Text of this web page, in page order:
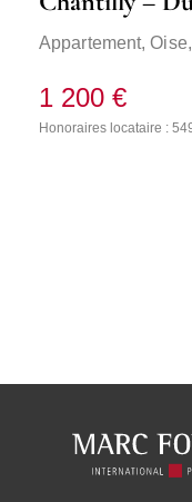
Appartement,Oise
1 200 €
Honoraires locataire :